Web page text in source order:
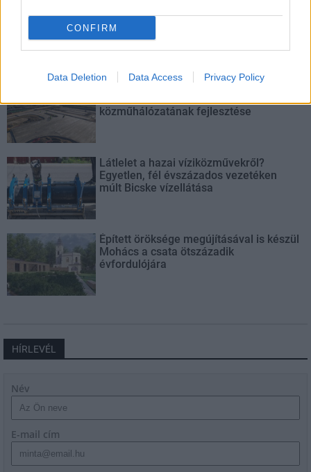
CONFIRM
Data Deletion Data Access Privacy Policy
mérföldköve a felülvizsgálat
árnyékában?
Elkészült a Liszt Ferenc repülőtér
közműhálózatának fejlesztése
Látlelet a hazai víziközművekről?
Egyetlen, fél évszázados vezetéken
múlt Bicske vízellátása
Épített öröksége megújításával is készül
Mohács a csata ötszázadik
évfordulójára
HÍRLEVÉL
Név
E-mail cím